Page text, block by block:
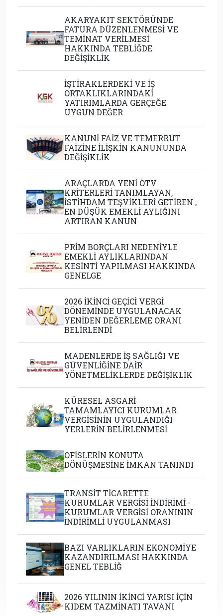
AKARYAKIT SEKTÖRÜNDE
FATURA DÜZENLENMESİ VE
TEMİNAT VERİLMESİ
HAKKINDA TEBLİĞDE
DEĞİŞİKLİK
İŞTİRAKLERDEKİ VE İŞ
ORTAKLIKLARINDAKİ
YATIRIMLARDA GERÇEĞE
UYGUN DEĞER
KANUNİ FAİZ VE TEMERRÜT
FAİZİNE İLİŞKİN KANUNUNDA
DEĞİŞİKLİK
ARAÇLARDA YENİ ÖTV
KRİTERLERİ TANIMLAYAN,
İSTİHDAM TEŞVİKLERİ GETİREN ,
EN DÜŞÜK EMEKLİ AYLIĞINI
ARTIRAN KANUN
PRİM BORÇLARI NEDENİYLE
EMEKLİ AYLIKLARINDAN
KESİNTİ YAPILMASI HAKKINDA
GENELGE
2026 İKİNCİ GEÇİCİ VERGİ
DÖNEMİNDE UYGULANACAK
YENİDEN DEĞERLEME ORANI
BELİRLENDİ
MADENLERDE İŞ SAĞLIĞI VE
GÜVENLİĞİNE DAİR
YÖNETMELİKLERDE DEĞİŞİKLİK
KÜRESEL ASGARİ
TAMAMLAYICI KURUMLAR
VERGİSİNİN UYGULANDIĞI
YERLERİN BELİRLENMESİ
OFİSLERİN KONUTA
DÖNÜŞMESİNE İMKAN TANINDI
TRANSİT TİCARETTE
KURUMLAR VERGİSİ İNDİRİMİ -
KURUMLAR VERGİSİ ORANININ
İNDİRİMLİ UYGULANMASI
BAZI VARLIKLARIN EKONOMİYE
KAZANDIRILMASI HAKKINDA
GENEL TEBLİĞ
2026 YILININ İKİNCİ YARISI İÇİN
KIDEM TAZMİNATI TAVANI